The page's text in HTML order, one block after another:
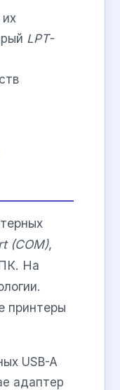
LPT-
(COM),
На
принтеры
USB-A
адаптер